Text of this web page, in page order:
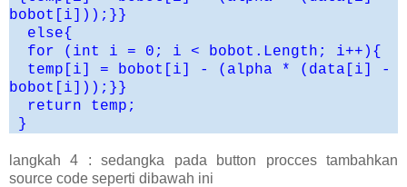
bobot[i]));}}
else{
for (int i = 0; i < bobot.Length; i++){
temp[i] = bobot[i] - (alpha * (data[i] -
bobot[i]));}}
return temp;
}
langkah 4 : sedangka pada button procces tambahkan
source code seperti dibawah ini